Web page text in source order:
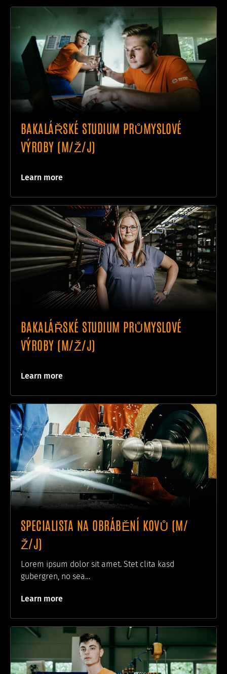
BAKALÁŘSKÉ STUDIUM PRŮMYSLOVÉ
VÝROBY (M/Ž/J)
Learn more
BAKALÁŘSKÉ STUDIUM PRŮMYSLOVÉ
VÝROBY (M/Ž/J)
Learn more
SPECIALISTA NA OBRÁBĚNÍ KOVŮ (M/
Ž/J)
Lorem ipsum dolor sit amet. Stet clita kasd
gubergren, no sea…
Learn more